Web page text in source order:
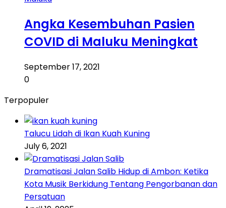
Angka Kesembuhan Pasien
COVID di Maluku Meningkat
September 17, 2021
0
Terpopuler
Talucu Lidah di Ikan Kuah Kuning
July 6, 2021
Dramatisasi Jalan Salib Hidup di Ambon: Ketika
Kota Musik Berkidung Tentang Pengorbanan dan
Persatuan